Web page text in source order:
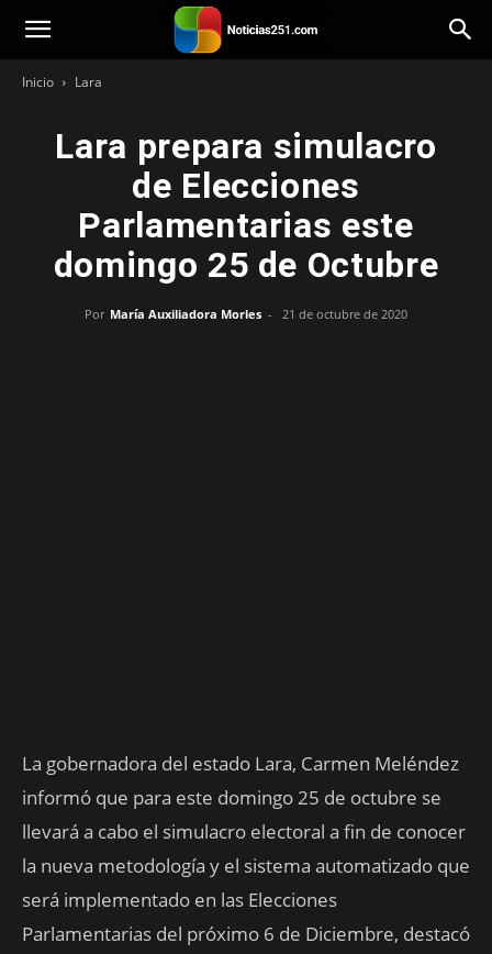
Noticias251
Inicio Lara
Lara prepara simulacro
de Elecciones
Parlamentarias este
domingo 25 de Octubre
Por María Auxiliadora Morles - 21 de octubre de 2020
La gobernadora del estado Lara, Carmen Meléndez
informó que para este domingo 25 de octubre se
llevará a cabo el simulacro electoral a fin de conocer
la nueva metodología y el sistema automatizado que
será implementado en las Elecciones
Parlamentarias del próximo 6 de Diciembre, destacó